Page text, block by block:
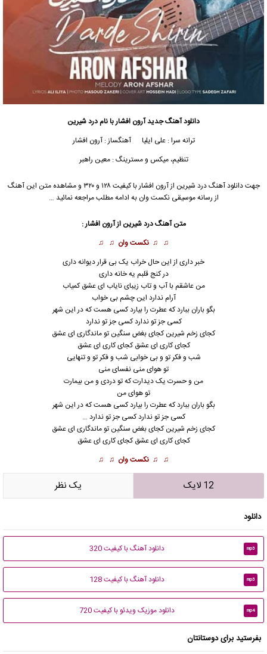
دانلود آهنگ جدیدآرون افشاربا نام درد شیرین
ترانه سرا : علی ایلیا آهنگساز : آرون افشار
تنظیم، میکس و مسترینگ : معین راهبر
جهت دانلود آهنگ درد شیرین ازآرون افشار
با کیفیت ۱۲۸ و ۳۲۰ و مشاهده متن این آهنگ
از رسانه موسیقی نکست وان به ادامه مطلب مراجعه نمائید …
متن آهنگ درد شیرین ازآرون افشار:
♫ ♫ نکست وان ♫ ♫
خبر داری از این حال خراب یک بی قرار دیوانه داری
در کنج قلبم یه خانه داری
من عاشقم با آب و تاب زیبای نایاب ای عشق کمیاب
آرام ندارد این چشم بی خواب
بگو باران ببارد که عطرت را بیارد کسی هست که در این شهر
کسی جز تو ندارد کسی جز تو ندارد
کجای زخم شیرین کجای بغض سنگین تو ماندگاری ای عشق
کجای کاری ای عشق کجای کاری ای عشق
شب و فکر تو و بی خوابی شب و فکر تو و تنهایی
تو هوای منی نفسای منی
من و حسرت یک دیدارت که تو دردی و من بیمارت
تو هوای من
بگو باران ببارد که عطرت را بیارد کسی هست که در این شهر
کسی جز تو ندارد کسی جز تو ندارد …
کجای زخم شیرین کجای بغض سنگین تو ماندگاری ای عشق
کجای کاری ای عشق کجای کاری ای عشق
♫ ♫ نکست وان ♫ ♫
12 لایک يک نظر
دانلود
mp3 دانلود آهنگ با کیفیت 320
mp3 دانلود آهنگ با کیفیت 128
mp4 دانلود موزیک ویدئو با کیفیت 720
بفرستید برای دوستانتان